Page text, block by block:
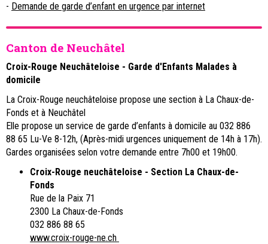
- Demande de garde d’enfant en urgence par internet
Canton de Neuchâtel
Croix-Rouge Neuchâteloise - Garde d'Enfants Malades à
domicile
La Croix-Rouge neuchâteloise propose une section à La Chaux-de-
Fonds et à Neuchâtel
Elle propose un service de garde d’enfants à domicile au 032 886
88 65 Lu-Ve 8-12h, (Après-midi urgences uniquement de 14h à 17h).
Gardes organisées selon votre demande entre 7h00 et 19h00.
Croix-Rouge neuchâteloise - Section La Chaux-de-
Fonds
Rue de la Paix 71
2300 La Chaux-de-Fonds
032 886 88 65
www.croix-rouge-ne.ch